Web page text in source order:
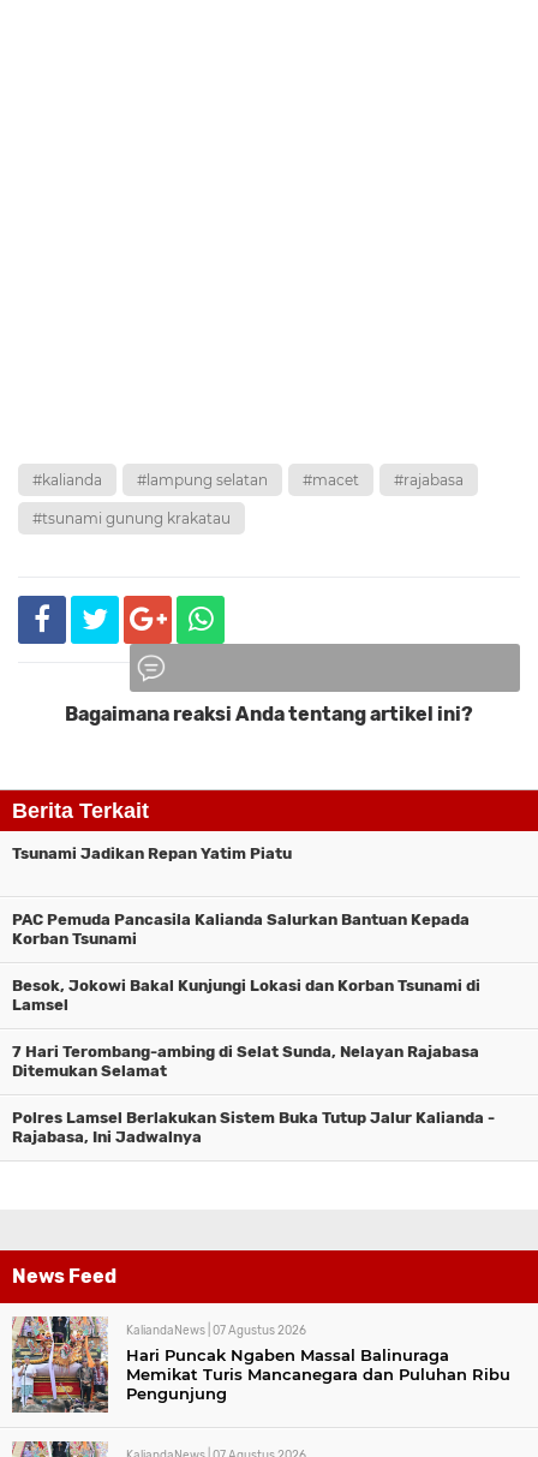
#kalianda #lampung selatan #macet #rajabasa
#tsunami gunung krakatau
Komentar
Bagaimana reaksi Anda tentang artikel ini?
Berita Terkait
Tsunami Jadikan Repan Yatim Piatu
PAC Pemuda Pancasila Kalianda Salurkan Bantuan Kepada
Korban Tsunami
Besok, Jokowi Bakal Kunjungi Lokasi dan Korban Tsunami di
Lamsel
7 Hari Terombang-ambing di Selat Sunda, Nelayan Rajabasa
Ditemukan Selamat
Polres Lamsel Berlakukan Sistem Buka Tutup Jalur Kalianda -
Rajabasa, Ini Jadwalnya
News Feed
KaliandaNews | 07 Agustus 2026
Hari Puncak Ngaben Massal Balinuraga
Memikat Turis Mancanegara dan Puluhan Ribu
Pengunjung